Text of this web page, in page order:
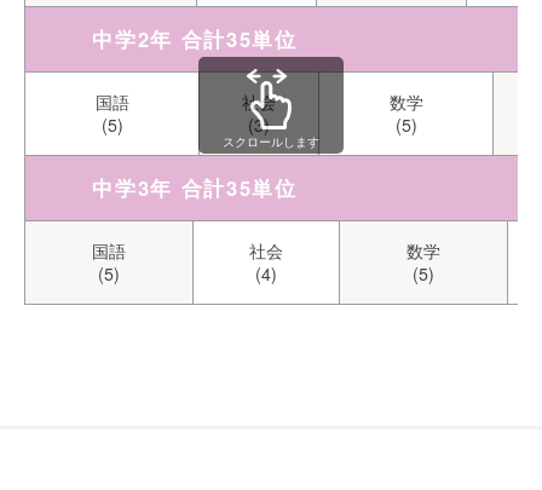
中学2年 合計35単位
国語
(5)
社会
(3)
数学
(5)
中学3年 合計35単位
国語
(5)
社会
(4)
数学
(5)
スクロールします